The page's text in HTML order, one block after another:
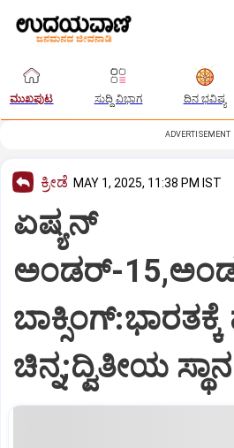
ಮುಖಪುಟ ಸುದ್ದಿ ವಿಭಾಗ ದಿನ ಭವಿಷ್ಯ
ADVERTISEMENT
ಕ್ರೀಡೆ MAY 1, 2025, 11:38 PM IST
ಏಷ್ಯನ್‌
ಅಂಡರ್‌-
ಚಿನ್ನ;ದ್ವಿತೀಯ